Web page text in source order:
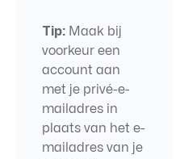
Tip: Maak bij
voorkeur een
account aan
met je privé-e-
mailadres in
plaats van het e-
mailadres van je